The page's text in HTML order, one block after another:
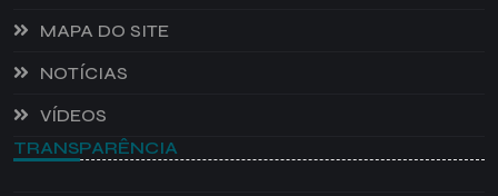
MAPA DO SITE
NOTÍCIAS
VÍDEOS
TRANSPARÊNCIA